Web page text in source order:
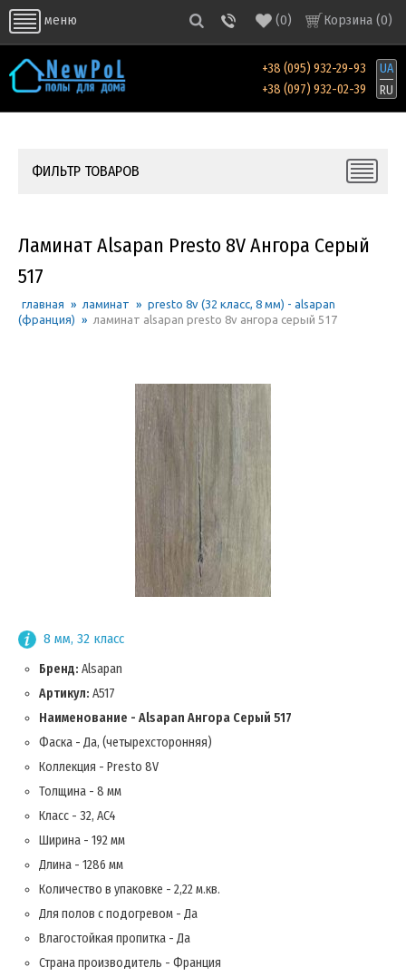
меню Корзина (0)
(0)
+38 (095) 932-29-93
+38 (097) 932-02-39
UA
RU
ФИЛЬТР ТОВАРОВ
Ламинат Alsapan Presto 8V Ангора Серый
517
главная » ламинат » presto 8v (32 класс, 8 мм) - alsapan
(франция) » ламинат alsapan presto 8v ангора серый 517
8 мм, 32 класс
Бренд: Alsapan
Артикул: A517
Наименование - Alsapan Ангора Серый 517
Фаска - Да, (четырехсторонняя)
Коллекция - Presto 8V
Толщина - 8 мм
Класс - 32, AC4
Ширина - 192 мм
Длина - 1286 мм
Количество в упаковке - 2,22 м.кв.
Для полов с подогревом - Да
Влагостойкая пропитка - Да
Страна производитель - Франция